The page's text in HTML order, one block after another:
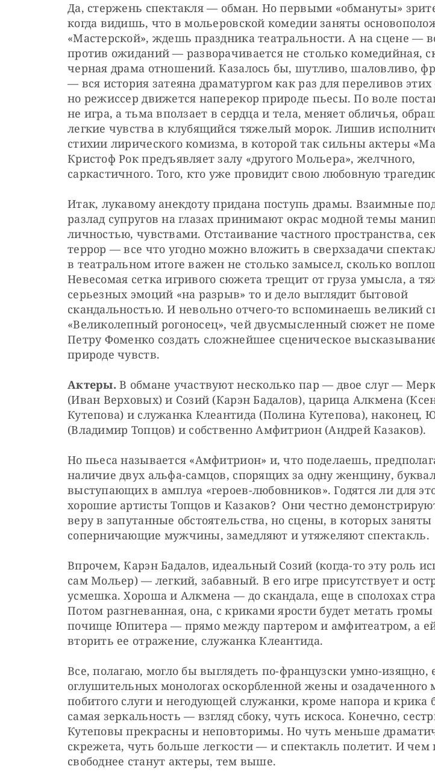
Да, стержень спектакля — ​обман. Но первыми «обмануты»
когда видишь, что в мольеровской комедии заняты
«Мастерской», ждешь праздника театральности. А на сцене —
против ожиданий — ​разворачивается не столько комедийная,
черная драма отношений. Казалось бы, шутливо, шаловливо,
— ​вся история затеяна драматургом как раз для переливов этих
но режиссер движется наперекор природе пьесы. По воле
не игра, а тьма вползает в сердца и тела, меняет обличья,
легкие чувства в клубящийся тяжелый морок. Лишив
стихии лирического комизма, в которой так сильны актеры
Кристоф Рок предъявляет залу «другого Мольера», желчного,
саркастичного. Того, кто уже провидит свою любовную
Итак, лукавому анекдоту придана поступь драмы. Взаимные
разлад супругов на глазах принимают окрас модной темы
​личностью, чувствами. Отстаивание частного пространства,
террор — ​все что угодно можно вложить в сверхзадачи
в театральном итоге важен не столько замысел, сколько
Невесомая сетка игривого сюжета трещит от груза умысла, а
серьезных эмоций «на разрыв» то и дело выглядит бытовой
скандальностью. И невольно отчего-то вспоминаешь великий
«Великолепный рогоносец», чей двусмысленный сюжет не
Петру Фоменко создать сложнейшее сценическое
природе чувств.
Актеры. В обмане участвуют несколько пар — ​двое слуг —
(Иван Верховых) и Созий (Карэн Бадалов), царица Алкмена
Кутепова) и служанка Клеантида (Полина Кутепова), наконец,
(Владимир Топцов) и собственно Амфитрион (Андрей Казаков).
Но пьеса называется «Амфитрион» и, что поделаешь,
наличие двух альфа-самцов, спорящих за одну женщину,
выступающих в амплуа «героев-любовников». Годятся ли для
хорошие артисты Топцов и Казаков?  Они честно
веру в запутанные обстоятельства, но сцены, в которых заняты
соперничающие мужчины, замедляют и утяжеляют спектакль.
Впрочем, Карэн Бадалов, идеальный Созий (когда-то эту роль
сам Мольер) — ​легкий, забавный. В его игре присутствует и
усмешка. Хороша и Алкмена — ​до скандала, еще в сполохах
Потом разгневанная, она, с криками ярости будет метать
почище Юпитера — ​прямо между партером и амфитеатром, а
вторить ее отражение, служанка Клеантида.
Все, полагаю, могло бы выглядеть по-французски умно-изящно,
оглушительных монологах оскорбленной жены и озадаченного
побитого слуги и негодующей служанки, кроме напора и крика
самая зеркальность — ​взгляд сбоку, чуть искоса. Конечно,
Кутеповы прекрасны и неповторимы. Но чуть меньше
скрежета, чуть больше легкости — ​и спектакль полетит. И чем
свободнее станут актеры, тем выше.